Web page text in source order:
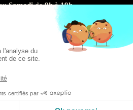
Samedide9hà19h
légales